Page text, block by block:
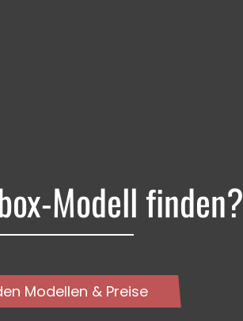
Modell finden?
Modellen & Preise